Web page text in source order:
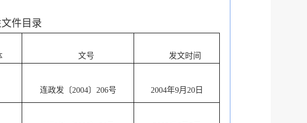
件目录
文号 发文时间
连政发〔2004〕206号 2004年9月20日